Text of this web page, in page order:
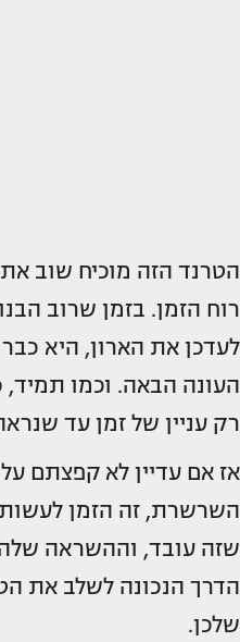
הטרנד הזה מוכיח שוב
רוח הזמן. בזמן שרוב
לעדכן את הארון, היא
העונה הבאה. וכמו
רק עניין של זמן עד
אז אם עדיין לא קפצתם
השרשרת, זה הזמן
שזה עובד, וההשראה שלה
הדרך הנכונה לשלב את
שלכן.